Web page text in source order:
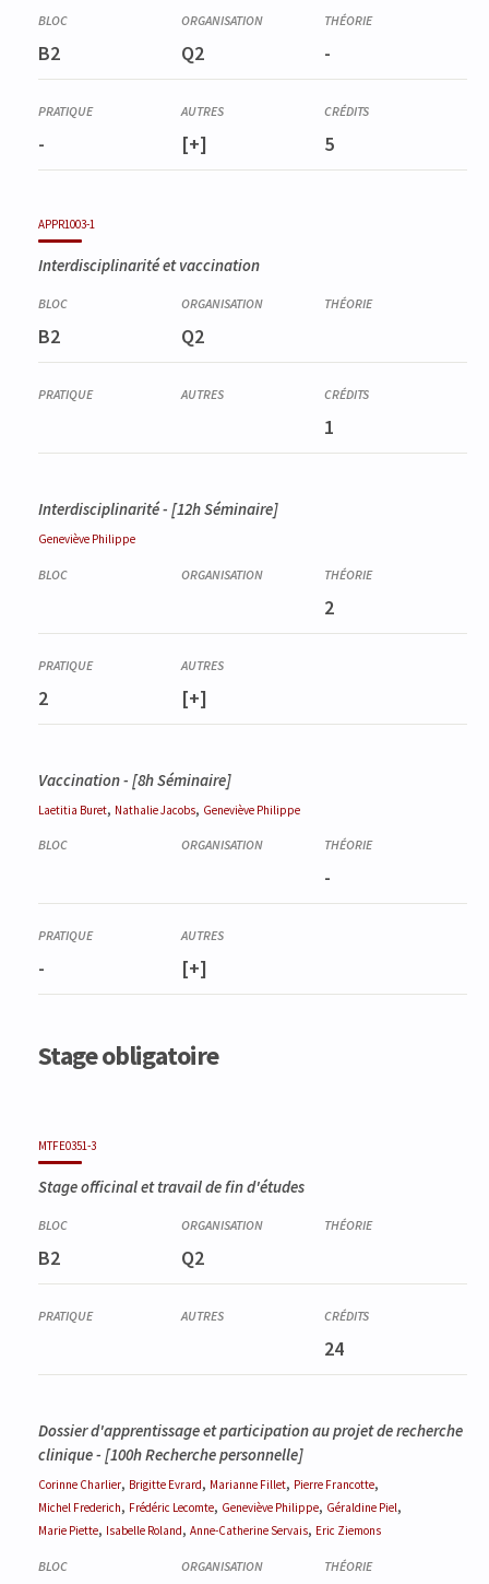
Corequis
Stage officinal et travail de fin d'études
B2 Q2 -
- [+] 5
APPR1003-1
Interdisciplinarité et vaccination
B2 Q2
1
Interdisciplinarité - [12h Séminaire]
Geneviève Philippe
2
2 [+]
Vaccination - [8h Séminaire]
Laetitia Buret, NathalieJacobs, Geneviève Philippe
-
- [+]
Stage obligatoire
MTFE0351-3
Stage officinal et travail de fin d'études
B2 Q2
24
Dossier d'apprentissage et participation au projet de recherche
clinique - [100h Recherche personnelle]
Corinne Charlier, Brigitte Evrard, Marianne Fillet, Pierre Francotte,
Michel Frederich, Frédéric Lecomte, Geneviève Philippe, Géraldine Piel,
Marie Piette, Isabelle Roland, Anne-Catherine Servais, Eric Ziemons